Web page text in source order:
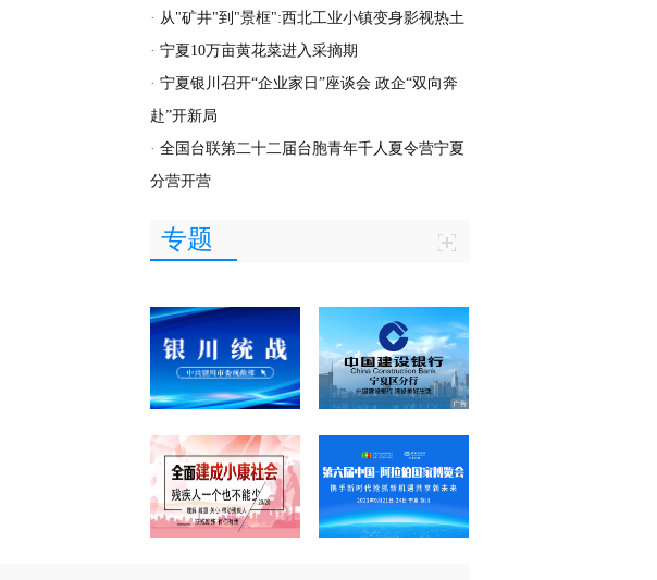
· 从"矿井"到"景框":西北工业小镇变身影视热土
· 宁夏10万亩黄花菜进入采摘期
· 宁夏银川召开“企业家日”座谈会 政企“双向奔
赴”开新局
· 全国台联第二十二届台胞青年千人夏令营宁夏
分营开营
专题